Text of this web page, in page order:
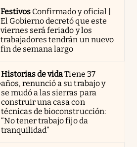
Festivos Confirmado y oficial |
El Gobierno decretó que este
viernes será feriado y los
trabajadores tendrán un nuevo
fin de semana largo
Historias de vidaTiene 37
años, renunció a su trabajo y
se mudó a las sierras para
construir una casa con
técnicas de bioconstrucción:
“No tener trabajo fijo da
tranquilidad”